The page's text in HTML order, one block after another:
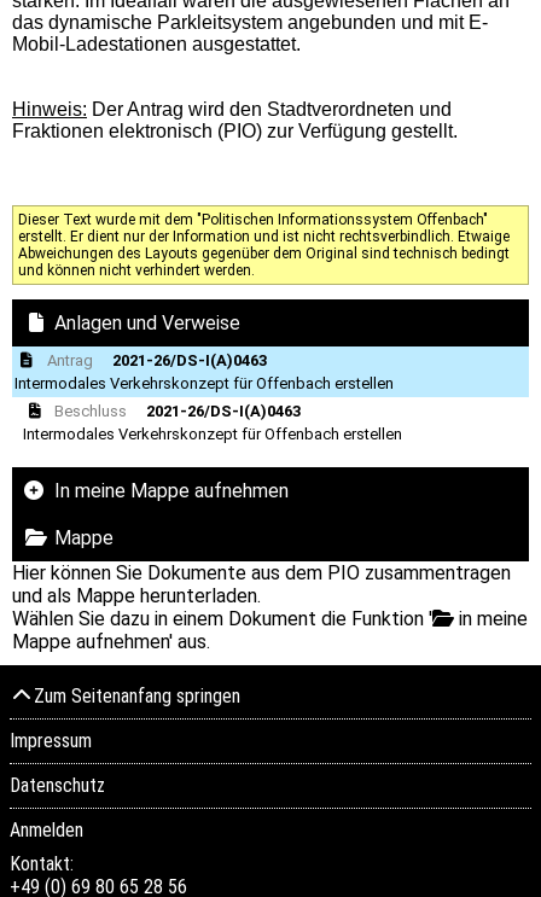
das dynamische Parkleitsystem angebunden und mit E-
Mobil-Ladestationen ausgestattet.
Hinweis: Der Antrag wird den Stadtverordneten und
Fraktionen elektronisch (PIO) zur Verfügung gestellt.
Dieser Text wurde mit dem "Politischen Informationssystem Offenbach"
erstellt. Er dient nur der Information und ist nicht rechtsverbindlich. Etwaige
Abweichungen des Layouts gegenüber dem Original sind technisch bedingt
und können nicht verhindert werden.
Anlagen und Verweise
Antrag
2021-26/DS-I(A)0463
Intermodales Verkehrskonzept für Offenbach erstellen
Beschluss
2021-26/DS-I(A)0463
Intermodales Verkehrskonzept für Offenbach erstellen
In meine Mappe aufnehmen
Mappe
Hier können Sie Dokumente aus dem PIO zusammentragen
und als Mappe herunterladen.
Wählen Sie dazu in einem Dokument die Funktion '
in meine
Mappe aufnehmen' aus.
Zum Seitenanfang springen
Impressum
Datenschutz
Anmelden
Kontakt:
+49 (0) 69 80 65 28 56